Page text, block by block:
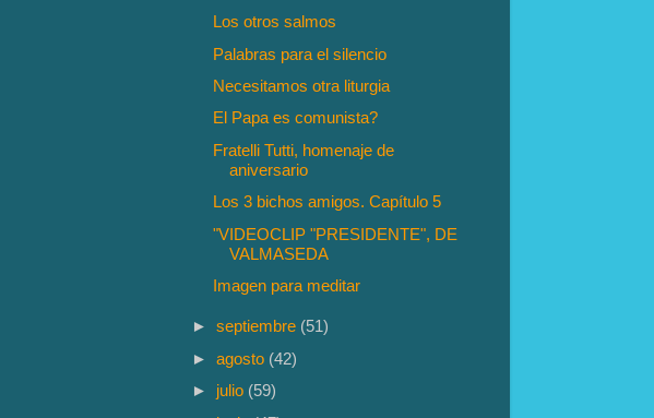
Los otros salmos
Palabras para el silencio
Necesitamos otra liturgia
El Papa es comunista?
Fratelli Tutti, homenaje de
aniversario
Los 3 bichos amigos. Capítulo 5
"VIDEOCLIP "PRESIDENTE", DE
VALMASEDA
Imagen para meditar
►septiembre (51)
►agosto (42)
► julio (59)